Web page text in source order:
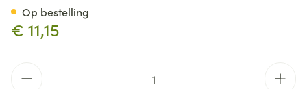
€ 11,15
Op bestelling